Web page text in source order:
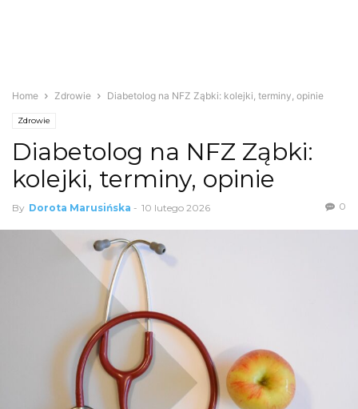
Home Zdrowie Diabetolog na NFZ Ząbki: kolejki, terminy, opinie
Zdrowie
Diabetolog na NFZ Ząbki:
kolejki, terminy, opinie
By Dorota Marusińska - 10 lutego 2026 0